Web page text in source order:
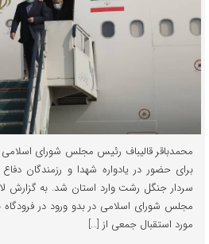
محمدباقر قالیباف رئیس مجلس شورای
برای حضور در یادواره شهدا و رزمندگان
سردار جنگل رشت وارد استان شد. به گزارش
مجلس شورای اسلامی در بدو ورود در
مورد استقبال جمعی از […]